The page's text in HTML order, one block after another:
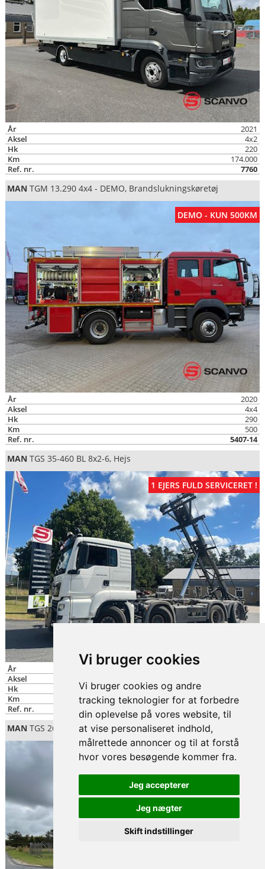
Vi bruger cookies
Vi bruger cookies og andre
tracking teknologier for at forbedre
din oplevelse på vores website, til
at vise personaliseret indhold,
målrettede annoncer og til at forstå
hvor vores besøgende kommer fra.
Jeg accepterer
Jeg nægter
Skift indstillinger
År
2021
Aksel
4x2
Hk
220
Km
174.000
Ref. nr.
7760
MAN TGM 13.290 4x4 - DEMO, Brandslukningskøretøj
DEMO - KUN 500KM
År
2020
Aksel
4x4
Hk
290
Km
500
Ref. nr.
5407-14
MAN TGS 35-460 BL 8x2-6, Hejs
1 EJERS FULD SERVICERET !
År
Aksel
Hk
Km
278.500
Ref. nr.
MAN TGS 26-500 6x2-4 LL, Veksellad/Container